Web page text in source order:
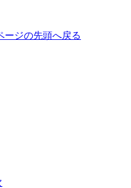
ージの先頭へ戻る